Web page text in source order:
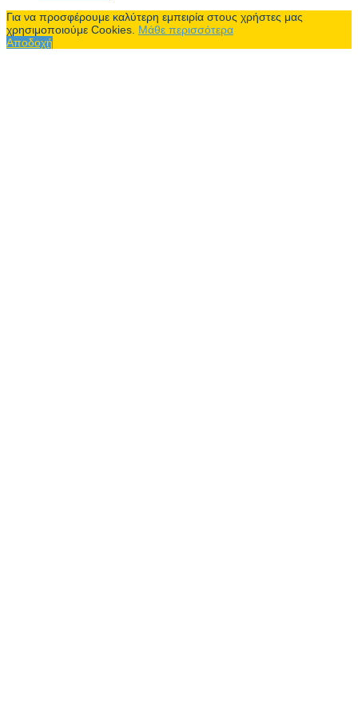
Για να προσφέρουμε καλύτερη εμπειρία στους χρήστες μας
χρησιμοποιούμε Cookies. Μάθε περισσότερα
Αποδοχή